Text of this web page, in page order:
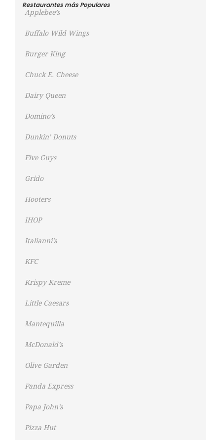
Restaurantes más Populares
Applebee’s
Buffalo Wild Wings
Burger King
Chuck E. Cheese
Dairy Queen
Domino’s
Dunkin’ Donuts
Five Guys
Grido
Hooters
IHOP
Italianni’s
KFC
Krispy Kreme
Little Caesars
Mantequilla
McDonald’s
Olive Garden
Panda Express
Papa John’s
Pizza Hut